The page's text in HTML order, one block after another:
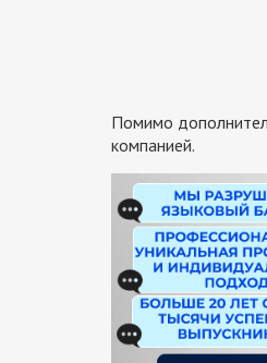
Помимо
компанией.